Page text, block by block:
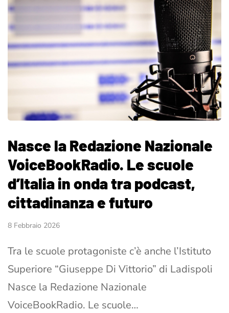
Nasce la Redazione Nazionale
VoiceBookRadio. Le scuole
d’Italia in onda tra podcast,
cittadinanza e futuro
8 Febbraio 2026
Tra le scuole protagoniste c’è anche l’Istituto
Superiore “Giuseppe Di Vittorio” di Ladispoli
Nasce la Redazione Nazionale
VoiceBookRadio. Le scuole…